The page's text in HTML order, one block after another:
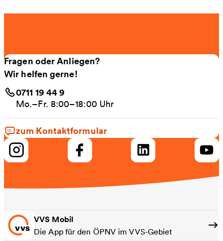
Fragen oder Anliegen?
Wir helfen gerne!
0711 19 44 9
Mo.–Fr. 8:00–18:00 Uhr
zum Kontaktformular
VVS Mobil
Die App für den ÖPNV im VVS-Gebiet